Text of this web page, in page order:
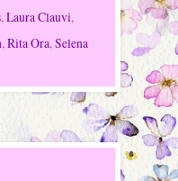
,Laura Clauvi,
,Rita Ora,Selena